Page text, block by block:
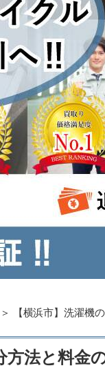
＞ 【横浜市】洗濯機
方法と料金